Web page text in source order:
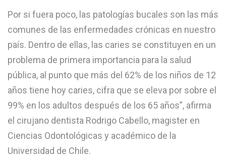
Por si fuera poco, las patologías bucales son las más
comunes de las enfermedades crónicas en nuestro
país. Dentro de ellas, las caries se constituyen en un
problema de primera importancia para la salud
pública, al punto que más del 62% de los niños de 12
años tiene hoy caries, cifra que se eleva por sobre el
99% en los adultos después de los 65 años”, afirma
el cirujano dentista Rodrigo Cabello, magister en
Ciencias Odontológicas y académico de la
Universidad de Chile.